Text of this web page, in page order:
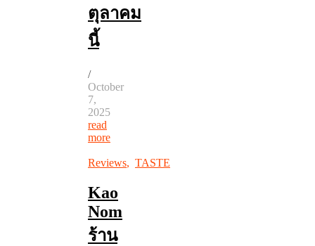
ตุลาคม
นี้
/
October
7,
2025
read
more
Reviews, TASTE
Kao
Nom
ร้าน